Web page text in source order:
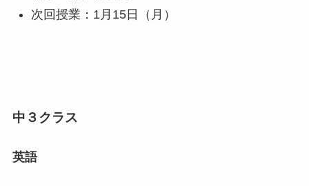
次回授業：1月15日（月）
中３クラス
英語